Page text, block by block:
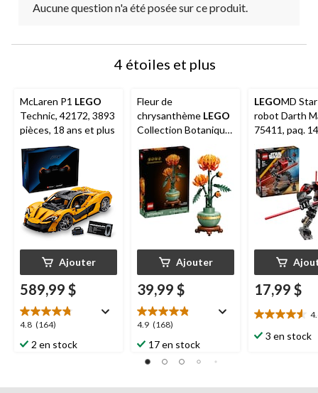
Aucune question n'a été posée sur ce produit.
4 étoiles et plus
McLaren P1 LEGO
Technic, 42172, 3893
pièces, 18 ans et plus
Ajouter
589,99 $
4.8 (164)
4.8
étoile(s)
sur
2 en stock
Fleur de
chrysanthème LEGO
Collection Botanique,
10368, 278 pièces, 18
ans et +
Ajouter
39,99 $
4.9 (168)
4.9
étoile(s)
sur
5.
17 en stock
LEGOMD
robot Darth
75411, paq.
ans et plus
17,99 $
4.6
étoile(s)
évaluations
3 en stock